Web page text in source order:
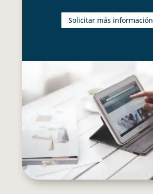
Solicitar más información